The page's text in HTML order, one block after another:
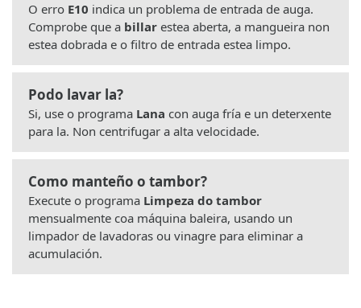
O erro E10 indica un problema de entrada de auga.
Comprobe que a billar estea aberta, a mangueira non
estea dobrada e o filtro de entrada estea limpo.
Podo lavar la?
Si, use o programa Lana con auga fría e un deterxente
para la. Non centrifugar a alta velocidade.
Como manteño o tambor?
Execute o programa Limpeza do tambor
mensualmente coa máquina baleira, usando un
limpador de lavadoras ou vinagre para eliminar a
acumulación.